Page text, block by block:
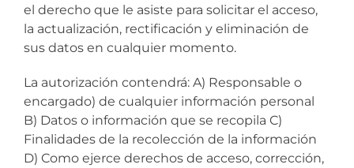
el derecho que le asiste para solicitar el acceso,
la actualización, rectificación y eliminación de
sus datos en cualquier momento.
La autorización contendrá: A) Responsable o
encargado) de cualquier información personal
B) Datos o información que se recopila C)
Finalidades de la recolección de la información
D) Como ejerce derechos de acceso, corrección,